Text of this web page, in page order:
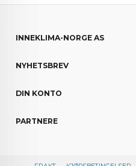
INNEKLIMA-NORGE AS
NYHETSBREV
DIN KONTO
PARTNERE